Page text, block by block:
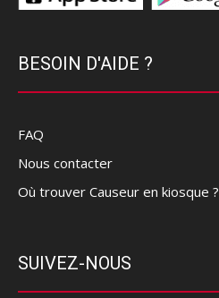
BESOIN D'AIDE ?
FAQ
Nous contacter
Où trouver Causeur en kiosque ?
SUIVEZ-NOUS